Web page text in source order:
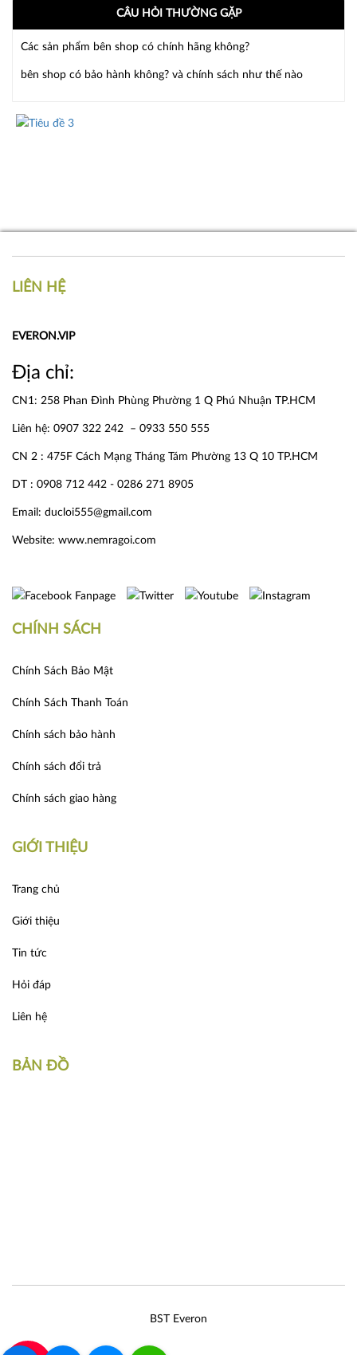
CÂU HỎI THƯỜNG GẶP
Các sản phẩm bên shop có chính hãng không?
bên shop có bảo hành không? và chính sách như thế nào
LIÊN HỆ
EVERON.VIP
Địa chỉ:
CN1: 258 Phan Đình Phùng Phường 1 Q Phú Nhuận TP.HCM
Liên hệ: 0907 322 242 – 0933 550 555
CN 2 : 475F Cách Mạng Tháng Tám Phường 13 Q 10 TP.HCM
DT : 0908 712 442 - 0286 271 8905
Email: ducloi555@gmail.com
Website: www.nemragoi.com
CHÍNH SÁCH
Chính Sách Bảo Mật
Chính Sách Thanh Toán
Chính sách bảo hành
Chính sách đổi trả
Chính sách giao hàng
GIỚI THIỆU
Trang chủ
Giới thiệu
Tin tức
Hỏi đáp
Liên hệ
BẢN ĐỒ
BST Everon